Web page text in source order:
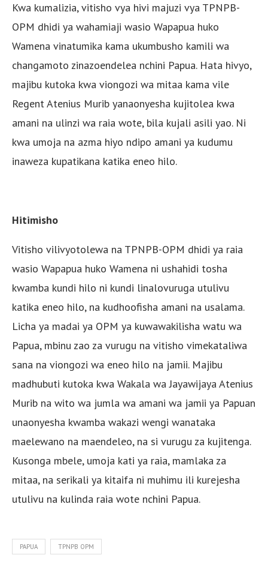
Kwa kumalizia, vitisho vya hivi majuzi vya TPNPB-
OPM dhidi ya wahamiaji wasio Wapapua huko
Wamena vinatumika kama ukumbusho kamili wa
changamoto zinazoendelea nchini Papua. Hata hivyo,
majibu kutoka kwa viongozi wa mitaa kama vile
Regent Atenius Murib yanaonyesha kujitolea kwa
amani na ulinzi wa raia wote, bila kujali asili yao. Ni
kwa umoja na azma hiyo ndipo amani ya kudumu
inaweza kupatikana katika eneo hilo.
Hitimisho
Vitisho vilivyotolewa na TPNPB-OPM dhidi ya raia
wasio Wapapua huko Wamena ni ushahidi tosha
kwamba kundi hilo ni kundi linalovuruga utulivu
katika eneo hilo, na kudhoofisha amani na usalama.
Licha ya madai ya OPM ya kuwawakilisha watu wa
Papua, mbinu zao za vurugu na vitisho vimekataliwa
sana na viongozi wa eneo hilo na jamii. Majibu
madhubuti kutoka kwa Wakala wa Jayawijaya Atenius
Murib na wito wa jumla wa amani wa jamii ya Papuan
unaonyesha kwamba wakazi wengi wanataka
maelewano na maendeleo, na si vurugu za kujitenga.
Kusonga mbele, umoja kati ya raia, mamlaka za
mitaa, na serikali ya kitaifa ni muhimu ili kurejesha
utulivu na kulinda raia wote nchini Papua.
PAPUA TPNPB OPM